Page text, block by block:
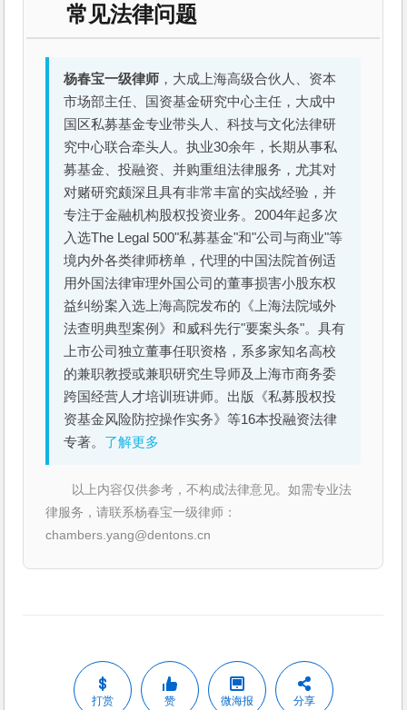
常见法律问题
杨春宝一级律师 ，大成上海高级合伙人、资本
市场部主任、国资基金研究中心主任，大成中
国区私募基金专业带头人、科技与文化法律研
究中心联合牵头人。执业30余年，长期从事私
募基金、投融资、并购重组法律服务，尤其对
对赌研究颇深且具有非常丰富的实战经验，并
专注于金融机构股权投资业务。2004年起多次
入选The Legal 500"私募基金"和"公司与商业"等
境内外各类律师榜单，代理的中国法院首例适
用外国法律审理外国公司的董事损害小股东权
益纠纷案入选上海高院发布的《上海法院域外
法查明典型案例》和威科先行"要案头条"。具有
上市公司独立董事任职资格，系多家知名高校
的兼职教授或兼职研究生导师及上海市商务委
跨国经营人才培训班讲师。出版《私募股权投
资基金风险防控操作实务》等16本投融资法律
专著。 了解更多
以上内容仅供参考，不构成法律意见。如需专业法
律服务，请联系杨春宝一级律师：
chambers.yang@dentons.cn
打赏 赞 微海报 分享